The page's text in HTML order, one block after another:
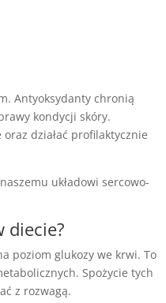
Antyoksydanty chronią
kondycji skóry.
działać profilaktycznie
układowi sercowo-
diecie?
poziom glukozy we krwi. To
Spożycie tych
z rozwagą.